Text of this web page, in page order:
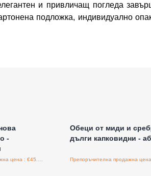
и привличащ погледа
подложка, индивидуално
-
Обеци от миди и
дълги капковидни -